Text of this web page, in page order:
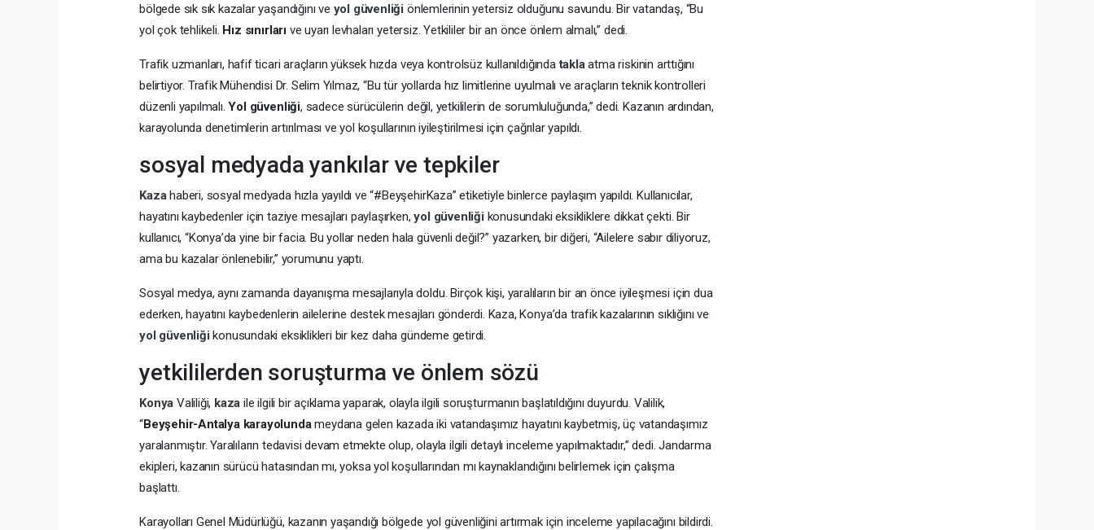
bölgede sık sık kazalar yaşandığını ve yol güvenliği önlemlerinin yetersiz olduğunu savundu. Bir vatandaş, “Bu
yol çok tehlikeli. Hız sınırlarıve uyarı levhaları yetersiz. Yetkililer bir an önce önlem almalı,” dedi.
Trafik uzmanları, hafif ticari araçların yüksek hızda veya kontrolsüz kullanıldığındataklaatma riskinin arttığını
belirtiyor. Trafik Mühendisi Dr. Selim Yılmaz, “Bu tür yollarda hız limitlerine uyulmalı ve araçların teknik kontrolleri
düzenli yapılmalı.Yol güvenliği, sadece sürücülerin değil, yetkililerin de sorumluluğunda,” dedi. Kazanın ardından,
karayolunda denetimlerin artırılması ve yol koşullarının iyileştirilmesi için çağrılar yapıldı.
sosyal medyada yankılar ve tepkiler
Kazahaberi, sosyal medyada hızla yayıldı ve “#BeyşehirKaza” etiketiyle binlerce paylaşım yapıldı. Kullanıcılar,
hayatını kaybedenler için taziye mesajları paylaşırken,yol güvenliği konusundaki eksikliklere dikkat çekti. Bir
kullanıcı, “Konya’da yine bir facia. Bu yollar neden hala güvenli değil?” yazarken, bir diğeri, “Ailelere sabır diliyoruz,
ama bu kazalar önlenebilir,” yorumunu yaptı.
Sosyal medya, aynı zamanda dayanışma mesajlarıyla doldu. Birçok kişi, yaralıların bir an önce iyileşmesi için dua
ederken, hayatını kaybedenlerin ailelerine destek mesajları gönderdi. Kaza, Konya’da trafik kazalarının sıklığını ve
yol güvenliğikonusundaki eksiklikleri bir kez daha gündeme getirdi.
yetkililerden soruşturma ve önlem sözü
Konya Valiliği, kazaile ilgili bir açıklama yaparak, olayla ilgili soruşturmanın başlatıldığını duyurdu. Valilik,
“Beyşehir-Antalya karayolundameydana gelen kazada iki vatandaşımız hayatını kaybetmiş, üç vatandaşımız
yaralanmıştır. Yaralıların tedavisi devam etmekte olup, olayla ilgili detaylı inceleme yapılmaktadır,” dedi. Jandarma
ekipleri, kazanın sürücü hatasından mı, yoksa yol koşullarından mı kaynaklandığını belirlemek için çalışma
başlattı.
Karayolları Genel Müdürlüğü, kazanın yaşandığı bölgede yol güvenliğini artırmak için inceleme yapılacağını bildirdi.